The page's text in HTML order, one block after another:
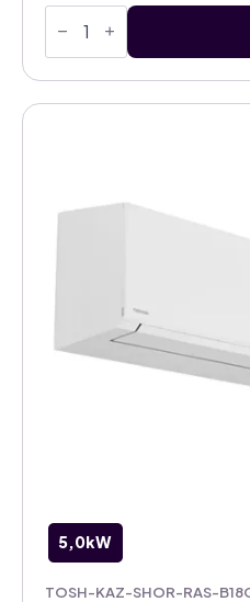
Toshiba
Yukai
airco
binnenunit
aantal
5,0kW
TOSH-KAZ-SHOR-RAS-